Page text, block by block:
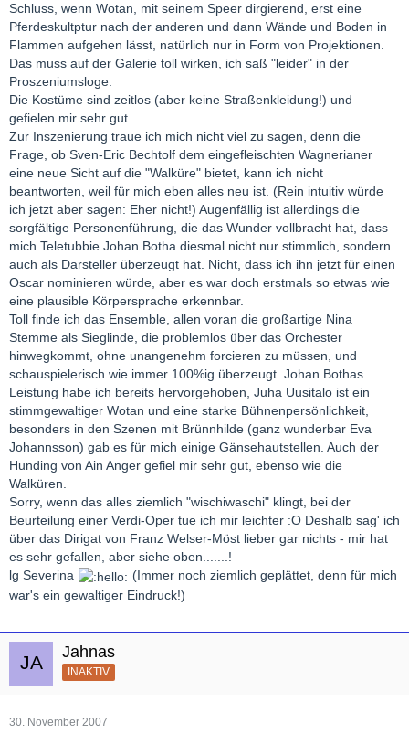
Schluss, wenn Wotan, mit seinem Speer dirgierend, erst eine
Pferdeskultptur nach der anderen und dann Wände und Boden in
Flammen aufgehen lässt, natürlich nur in Form von Projektionen.
Das muss auf der Galerie toll wirken, ich saß "leider" in der
Proszeniumsloge.
Die Kostüme sind zeitlos (aber keine Straßenkleidung!) und
gefielen mir sehr gut.
Zur Inszenierung traue ich mich nicht viel zu sagen, denn die
Frage, ob Sven-Eric Bechtolf dem eingefleischten Wagnerianer
eine neue Sicht auf die "Walküre" bietet, kann ich nicht
beantworten, weil für mich eben alles neu ist. (Rein intuitiv würde
ich jetzt aber sagen: Eher nicht!) Augenfällig ist allerdings die
sorgfältige Personenführung, die das Wunder vollbracht hat, dass
mich Teletubbie Johan Botha diesmal nicht nur stimmlich, sondern
auch als Darsteller überzeugt hat. Nicht, dass ich ihn jetzt für einen
Oscar nominieren würde, aber es war doch erstmals so etwas wie
eine plausible Körpersprache erkennbar.
Toll finde ich das Ensemble, allen voran die großartige Nina
Stemme als Sieglinde, die problemlos über das Orchester
hinwegkommt, ohne unangenehm forcieren zu müssen, und
schauspielerisch wie immer 100%ig überzeugt. Johan Bothas
Leistung habe ich bereits hervorgehoben, Juha Uusitalo ist ein
stimmgewaltiger Wotan und eine starke Bühnenpersönlichkeit,
besonders in den Szenen mit Brünnhilde (ganz wunderbar Eva
Johannsson) gab es für mich einige Gänsehautstellen. Auch der
Hunding von Ain Anger gefiel mir sehr gut, ebenso wie die
Walküren.
Sorry, wenn das alles ziemlich "wischiwaschi" klingt, bei der
Beurteilung einer Verdi-Oper tue ich mir leichter :O Deshalb sag' ich
über das Dirigat von Franz Welser-Möst lieber gar nichts - mir hat
es sehr gefallen, aber siehe oben.......!
lg Severina
(Immer noch ziemlich geplättet, denn für mich
war's ein gewaltiger Eindruck!)
Jahnas
INAKTIV
30. November 2007